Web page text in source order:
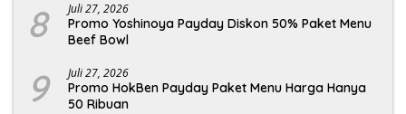
8 Juli 27, 2026
Promo Yoshinoya Payday Diskon 50% Paket Menu
Beef Bowl
9 Juli 27, 2026
Promo HokBen Payday Paket Menu Harga Hanya
50 Ribuan